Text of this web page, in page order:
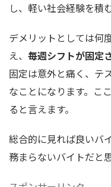
し、軽い社会経験を積
デメリットとしては何
え、 毎週シフトが固定
固定は意外と痛く、テ
なことになります。こ
ると言えます。
総合的に見れば良いバ
務まらないバイトだと